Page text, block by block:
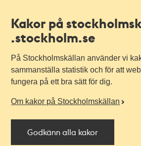
Kakor på
.stockholm.se
På Stockholmskällan använder vi
sammanställa statistik och för att
fungera på ett bra sätt för dig.
Om kakor på Stockholmskällan
Godkänn alla kakor